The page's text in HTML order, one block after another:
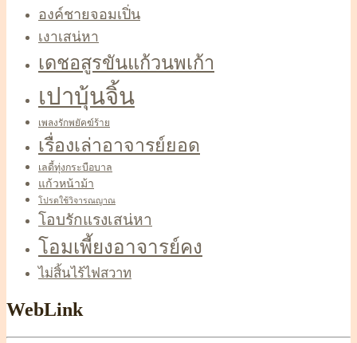
องค์ชายจอมเปิ่น
เงาเสน่หา
เดชอสูรขันแก้วนพเก้า
เปาบุ้นจิ้น
เพลงรักพยัคฆ์ร้าย
เรื่องเล่าอาจารย์ยอด
เลดี้ทุ่งกระบือบาล
แก้วหน้าม้า
โปรดใช้วิจารณญาณ
โอบรักแรงเสน่หา
โอมเพี้ยงอาจารย์คง
ไม่สิ้นไร้ไฟสวาท
WebLink